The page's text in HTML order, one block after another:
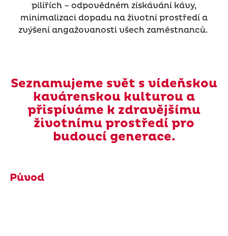
pilířích – odpovědném získávání kávy,
minimalizaci dopadu na životní prostředí a
zvýšení angažovanosti všech zaměstnanců.
Seznamujeme svět s vídeňskou
kavárenskou kulturou a
přispíváme k zdravějšímu
životnímu prostředí pro
budoucí generace.
Původ